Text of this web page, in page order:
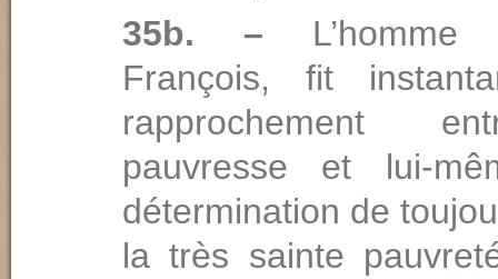
35b. –
François, fit
rapprochement
pauvresse et lui-
détermination de
la très sainte